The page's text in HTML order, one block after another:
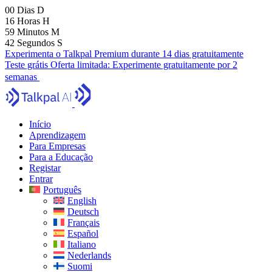
00 Dias D
16 Horas H
59 Minutos M
41 Segundos S
Experimenta o Talkpal Premium durante 14 dias gratuitamente
Teste grátis Oferta limitada: Experimente gratuitamente por 2
semanas
Início
Aprendizagem
Para Empresas
Para a Educação
Registar
Entrar
Português
English
Deutsch
Français
Español
Italiano
Nederlands
Suomi